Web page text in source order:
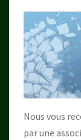
Nous vous
par une